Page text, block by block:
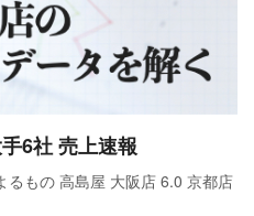
6社 売上速報
るもの 高島屋 大阪店 6.0 京都店